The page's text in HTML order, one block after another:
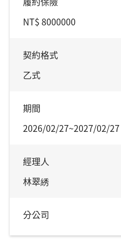
NT$ 8000000
契約格式
乙式
期間
2026/02/27~2027/02/27
經理人
林翠綉
分公司